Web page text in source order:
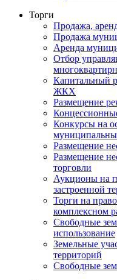
Торги
Продажа,
Продажа
Аренда
Отбор
Капитальный
ЖКХ
Размещение
Конкурсы на
Размещение
Размещение
торговли
Аукционы на
застроенной
Торги на
комплексном
Свободные
использование
Земельные
территорий
Свободные